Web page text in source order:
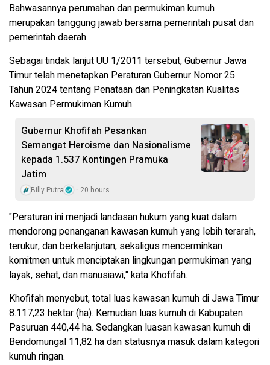
Bahwasannya perumahan dan permukiman kumuh
merupakan tanggung jawab bersama pemerintah pusat dan
pemerintah daerah.
Sebagai tindak lanjut UU 1/2011 tersebut, Gubernur Jawa
Timur telah menetapkan Peraturan Gubernur Nomor 25
Tahun 2024 tentang Penataan dan Peningkatan Kualitas
Kawasan Permukiman Kumuh.
Gubernur Khofifah Pesankan
Semangat Heroisme dan Nasionalisme
kepada 1.537 Kontingen Pramuka
Jatim
Billy Putra 20 hours
"Peraturan ini menjadi landasan hukum yang kuat dalam
mendorong penanganan kawasan kumuh yang lebih terarah,
terukur, dan berkelanjutan, sekaligus mencerminkan
komitmen untuk menciptakan lingkungan permukiman yang
layak, sehat, dan manusiawi," kata Khofifah.
Khofifah menyebut, total luas kawasan kumuh di Jawa Timur
8.117,23 hektar (ha). Kemudian luas kumuh di Kabupaten
Pasuruan 440,44 ha. Sedangkan luasan kawasan kumuh di
Bendomungal 11,82 ha dan statusnya masuk dalam kategori
kumuh ringan.